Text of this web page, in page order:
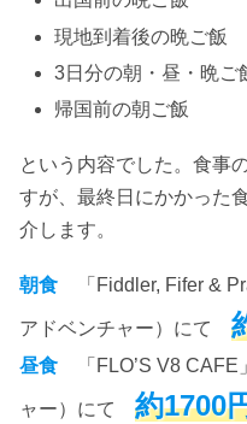
現地到着後の晩ご飯
3日分の朝・昼・晩ご
帰国前の朝ご飯
という内容でした。食事
すが、最終日にかかった
介します。
朝食 「Fiddler, Fifer &
アドベンチャー）にて
昼食 「FLO’S V8 CAFE
ャー）にて 約1700